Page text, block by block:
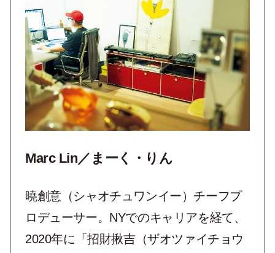
Marc Lin／まーく・りん
曉創意（シャオチュワンイー）チーフプ
ロデューサー。NYでのキャリアを経て、
2020年に「招財揪吉（ザオツァイチョウ